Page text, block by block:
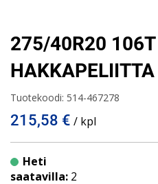
275/40R20 106T
Tuotekoodi: 514-467278
215,58 € / kpl
Heti
saatavilla: 2